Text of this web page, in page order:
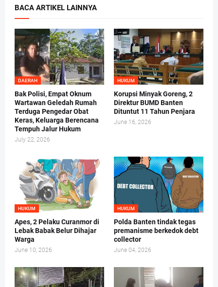
BACA ARTIKEL LAINNYA
DAERAH
Bak Polisi, Empat Oknum
Wartawan Geledah Rumah
Terduga Pengedar Obat
Keras, Keluarga Berencana
Tempuh Jalur Hukum
July 22, 2026
HUKUM
Korupsi Minyak Goreng, 2
Direktur BUMD Banten
Dituntut 11 Tahun Penjara
June 16, 2026
HUKUM
Apes, 2 Pelaku Curanmor di
Lebak Babak Belur Dihajar
Warga
June 10, 2026
HUKUM
Polda Banten tindak tegas
premanisme berkedok debt
collector
June 04, 2026